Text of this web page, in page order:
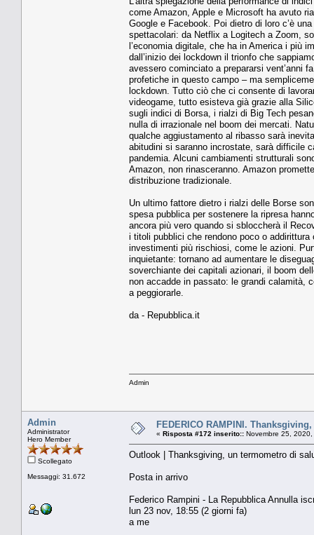
come Amazon, Apple e Microsoft ha avuto
Google e Facebook. Poi dietro di loro c’è
spettacolari: da Netflix a Logitech a Zoom,
l’economia digitale, che ha in America i più
dall’inizio dei lockdown il trionfo che
avessero cominciato a prepararsi vent’anni
profetiche in questo campo – ma
lockdown. Tutto ciò che ci consente di
videogame, tutto esisteva già grazie alla
sugli indici di Borsa, i rialzi di Big Tech
nulla di irrazionale nel boom dei mercati.
qualche aggiustamento al ribasso sarà
abitudini si saranno incrostate, sarà difficile
pandemia. Alcuni cambiamenti strutturali
Amazon, non rinasceranno. Amazon
distribuzione tradizionale.
Un ultimo fattore dietro i rialzi delle Borse
spesa pubblica per sostenere la ripresa
ancora più vero quando si sbloccherà il
i titoli pubblici che rendono poco o
investimenti più rischiosi, come le azioni.
inquietante: tornano ad aumentare le
soverchiante dei capitali azionari, il boom
non accadde in passato: le grandi calamità,
a peggiorarle.
da - Repubblica.it
Admin
Admin
Administrator
Hero Member
Scollegato
Messaggi: 31.672
FEDERICO RAMPINI.
« Risposta #172 inserito:: Novembre 25,
Outlook | Thanksgiving, un termometro di
Posta in arrivo
Federico Rampini - La Repubblica Annulla
lun 23 nov, 18:55 (2 giorni fa)
a me